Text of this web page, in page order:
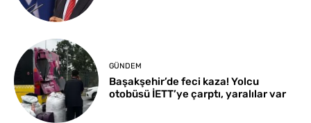
GÜNDEM
Başakşehir’de feci kaza! Yolcu
otobüsü İETT’ye çarptı, yaralılar var